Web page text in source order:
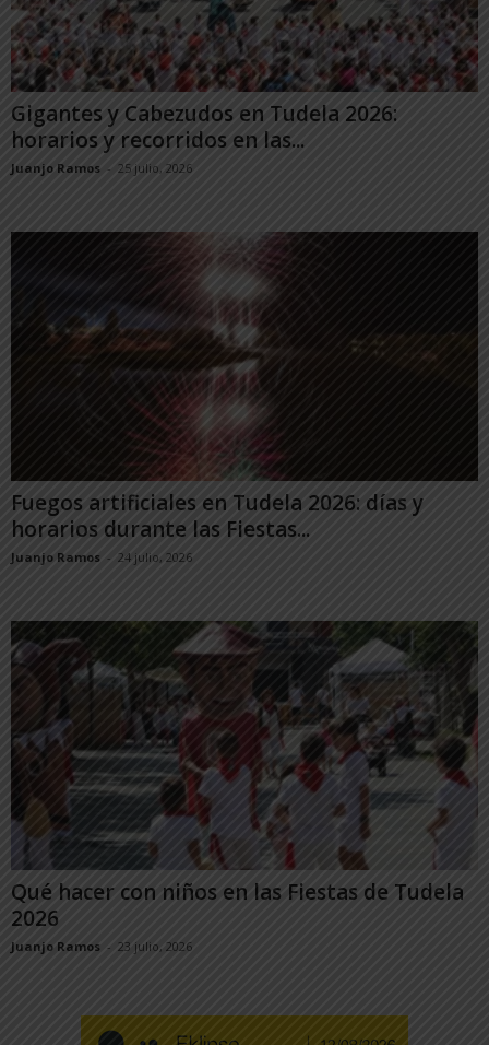
Gigantes y Cabezudos en Tudela 2026:
horarios y recorridos en las...
Juanjo Ramos - 25 julio, 2026
Fuegos artificiales en Tudela 2026: días y
horarios durante las Fiestas...
Juanjo Ramos - 24 julio, 2026
Qué hacer con niños en las Fiestas de Tudela
2026
Juanjo Ramos - 23 julio, 2026